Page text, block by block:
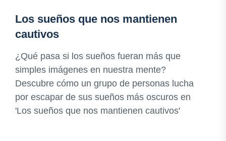
Los sueños que nos mantienen
cautivos
¿Qué pasa si los sueños fueran más que
simples imágenes en nuestra mente?
Descubre cómo un grupo de personas lucha
por escapar de sus sueños más oscuros en
'Los sueños que nos mantienen cautivos'